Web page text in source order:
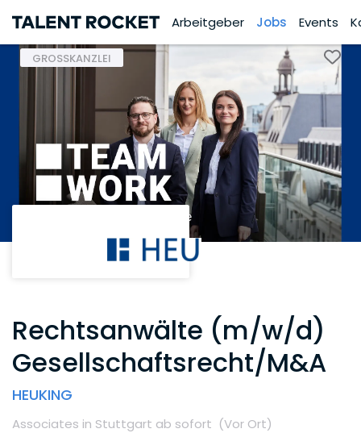
Arbeitgeber Jobs Events
GROSSKANZLEI
Rechtsanwälte (m/w/d)
Gesellschaftsrecht/M&A
HEUKING
Associates in Stuttgart ab sofort (Vor Ort)